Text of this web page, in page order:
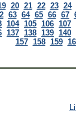
20 21 22 23 24
63 64 65 66 67
104 105 106 107
137 138 139 140
157 158 159